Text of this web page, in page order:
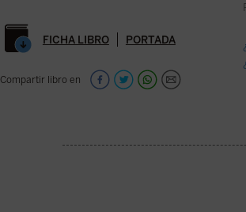
FICHA LIBRO PORTADA
Compartir libro en